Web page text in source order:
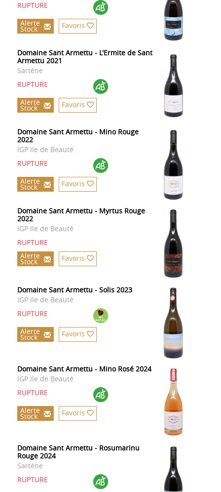
RUPTURE
Alerte
Stock Favoris
Domaine Sant Armettu - L'Ermite de Sant
Armettu 2021
Sartène
RUPTURE
Alerte
Stock Favoris
Domaine Sant Armettu - Mino Rouge
2022
IGP Ile de Beauté
RUPTURE
Alerte
Stock Favoris
Domaine Sant Armettu - Myrtus Rouge
2022
IGP Ile de Beauté
RUPTURE
Alerte
Stock Favoris
Domaine Sant Armettu - Solis 2023
IGP Ile de Beauté
RUPTURE
Alerte
Stock Favoris
Domaine Sant Armettu - Mino Rosé 2024
IGP Ile de Beauté
RUPTURE
Alerte
Stock Favoris
Domaine Sant Armettu - Rosumarinu
Rouge 2024
Sartène
RUPTURE